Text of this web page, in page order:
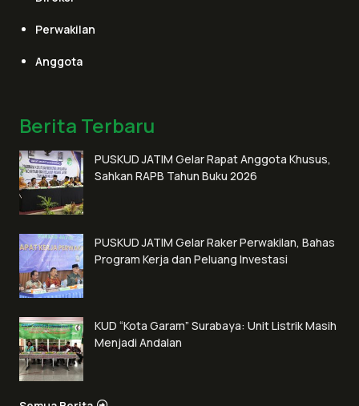
Perwakilan
Anggota
Berita Terbaru
PUSKUD JATIM Gelar Rapat Anggota Khusus,
Sahkan RAPB Tahun Buku 2026
PUSKUD JATIM Gelar Raker Perwakilan, Bahas
Program Kerja dan Peluang Investasi
KUD “Kota Garam” Surabaya: Unit Listrik Masih
Menjadi Andalan